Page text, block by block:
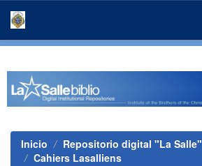
Inicio Repositorio digital "La Salle"
Cahiers Lasalliens